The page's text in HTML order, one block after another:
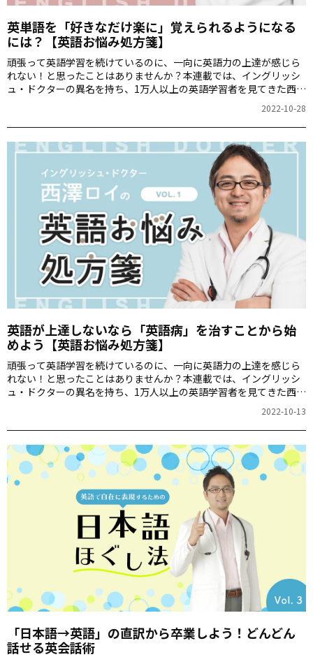
英単語を「好きなだけ楽に」覚えられるようになる
には？【英語お悩み処方箋】
頑張って英語学習を続けているのに、一向に英語力の上達が感じら
れない！と思ったことはありませんか？本連載では、イングリッシ
ュ・ドクターの異名を持ち、1万人以上の英語学習者を見てきた西澤
ロイさんが、あなたの英語の悩み「英語病」の解決方法を処方しま
す。第2回は、英単語を覚えたいだけ覚えられるようになるノウハウ
について紹介します。
2022-10-28
英語が上達しないなら「英語病」を治すことから始
めよう【英語お悩み処方箋】
頑張って英語学習を続けているのに、一向に英語力の上達を感じら
れない！と思ったことはありませんか？本連載では、イングリッシ
ュ・ドクターの異名を持ち、1万人以上の英語学習者を見てきた西澤
す。第1回は、英語の上達を感じられない原因について紹介します。
2022-10-13
「日本語→英語」の直訳から卒業しよう！どんどん
話せる英会話術